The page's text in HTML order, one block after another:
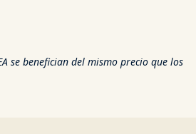
se benefician del mismo precio que los